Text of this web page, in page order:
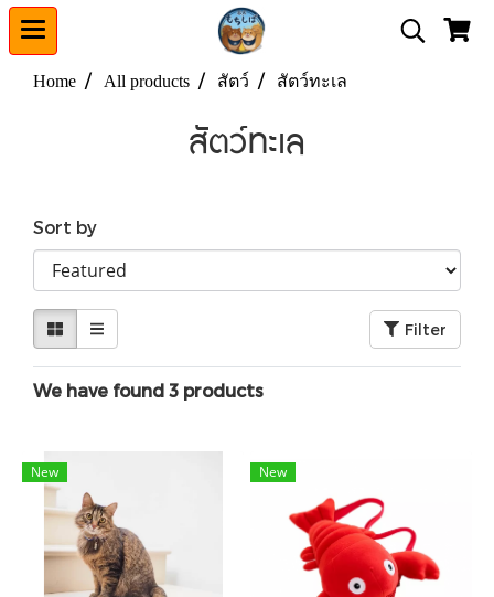
Home All products สัตว์ สัตว์ทะเล
สัตว์ทะเล
Sort by
Filter
We have found 3 products
New New